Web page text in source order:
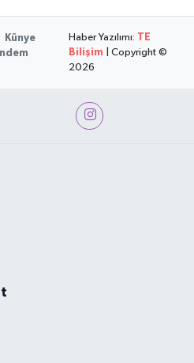
Künye
Haber Yazılımı: TE
Bilişim | Copyright ©
2026